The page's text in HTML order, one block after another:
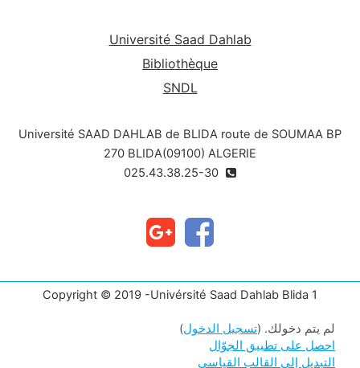
Université Saad Dahlab
Bibliothèque
SNDL
Université SAAD DAHLAB de BLIDA route de SOUMAA BP
270 BLIDA(09100) ALGERIE
Copyright © 2019 -Univérsité Saad Dahlab Blida 1
لم يتم دخولك. (تسجيل الدخول)
احصل على تطبيق الجوّال
التبديل إلى القالب القياسي